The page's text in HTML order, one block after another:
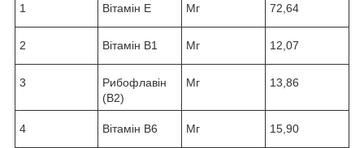
1 Вітамін Е Мг 72,64
2 Вітамін В1 Мг 12,07
3
Рибофлавін
(В2)
Мг 13,86
4 Вітамін В6 Мг 15,90